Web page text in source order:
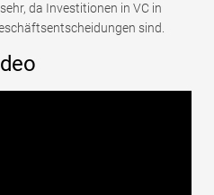
da Investitionen in VC in
sind.